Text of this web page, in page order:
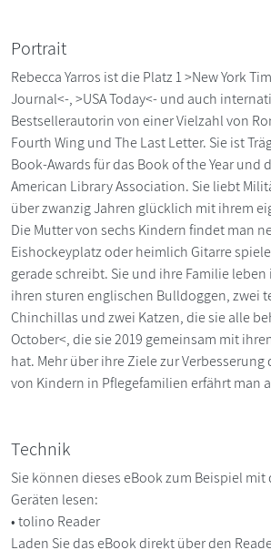
Portrait
Rebecca Yarros ist die Platz 1 >New York
Journal<-, >USA Today<- und auch
Bestsellerautorin von einer Vielzahl von
Fourth Wing und The Last Letter. Sie ist
Book-Awards für das Book of the Year und
American Library Association. Sie liebt
über zwanzig Jahren glücklich mit ihrem
Die Mutter von sechs Kindern findet man
Eishockeyplatz oder heimlich Gitarre
gerade schreibt. Sie und ihre Familie
ihren sturen englischen Bulldoggen, zwei
Chinchillas und zwei Katzen, die sie alle
October<, die sie 2019 gemeinsam mit
hat. Mehr über ihre Ziele zur
von Kindern in Pflegefamilien erfährt man
Technik
Sie können dieses eBook zum Beispiel
Geräten lesen:
• tolino Reader
Laden Sie das eBook direkt über den